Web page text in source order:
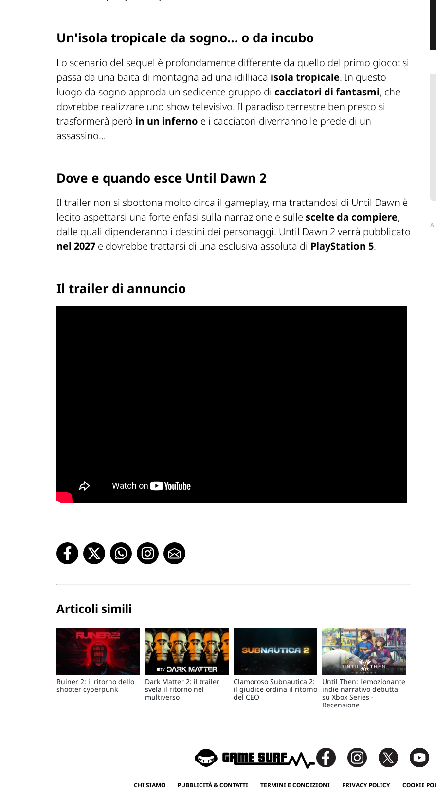
Un'isola tropicale da sogno… o da incubo
Lo scenario del sequel è profondamente differente da quello del primo gioco: si
passa da una baita di montagna ad una idilliaca isola tropicale. In questo
luogo da sogno approda un sedicente gruppo di cacciatori di fantasmi, che
dovrebbe realizzare uno show televisivo. Il paradiso terrestre ben presto si
trasformerà però in un inferno e i cacciatori diverranno le prede di un
assassino…
Dove e quando esce Until Dawn 2
Il trailer non si sbottona molto circa il gameplay, ma trattandosi di Until Dawn è
lecito aspettarsi una forte enfasi sulla narrazione e sulle scelte da compiere,
dalle quali dipenderanno i destini dei personaggi. Until Dawn 2 verrà pubblicato
nel 2027 e dovrebbe trattarsi di una esclusiva assoluta di PlayStation 5.
Il trailer di annuncio
Articoli simili
Ruiner 2: il ritorno dello
shooter cyberpunk
Dark Matter 2: il trailer
svela il ritorno nel
multiverso
Clamoroso Subnautica 2:
il giudice ordina il ritorno
del CEO
Until Then: l'emozionante
indie narrativo debutta
su Xbox Series -
Recensione
CHI SIAMO PUBBLICITÀ & CONTATTI TERMINI E CONDIZIONI PRIVACY POLICY COOKIE